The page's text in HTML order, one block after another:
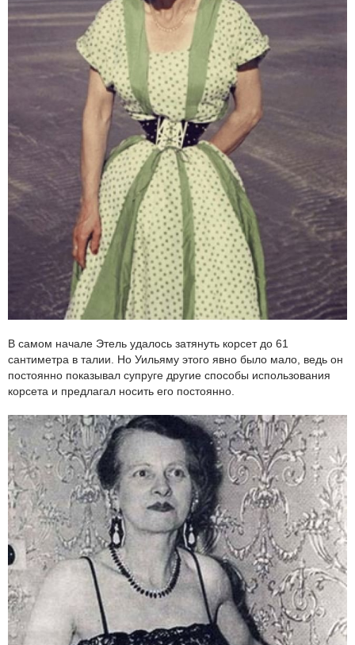
В самом начале Этель удалось затянуть корсет до 61
сантиметра в талии. Но Уильяму этого явно было мало, ведь он
постоянно показывал супруге другие способы использования
корсета и предлагал носить его постоянно.